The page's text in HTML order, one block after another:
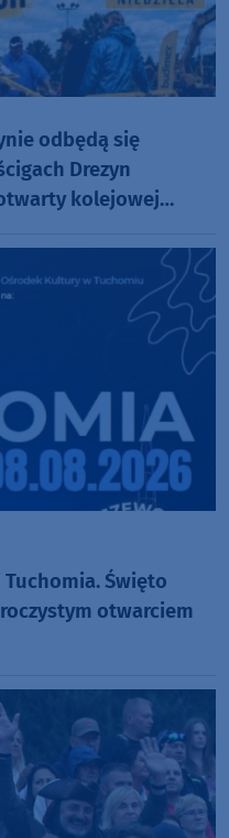
odbędą się
Drezyn
kolejowej
Święto
otwarciem